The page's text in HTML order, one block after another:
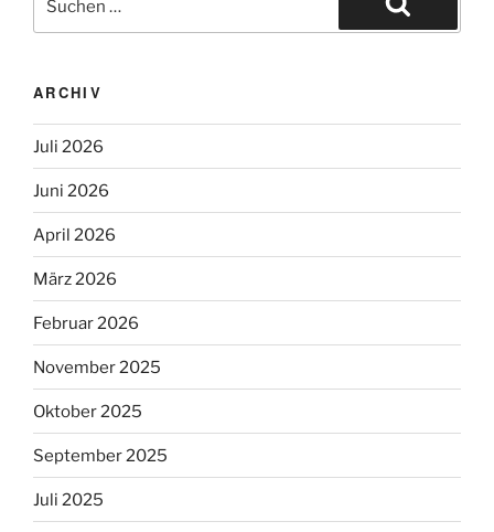
ARCHIV
Juli 2026
Juni 2026
April 2026
März 2026
Februar 2026
November 2025
Oktober 2025
September 2025
Juli 2025